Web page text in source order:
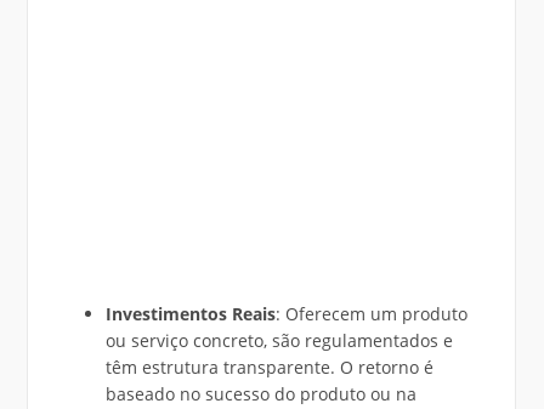
Investimentos Reais: Oferecem um produto
ou serviço concreto, são regulamentados e
têm estrutura transparente. O retorno é
baseado no sucesso do produto ou na